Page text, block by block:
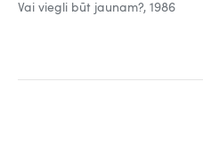
Vai viegli būt jaunam?, 1986